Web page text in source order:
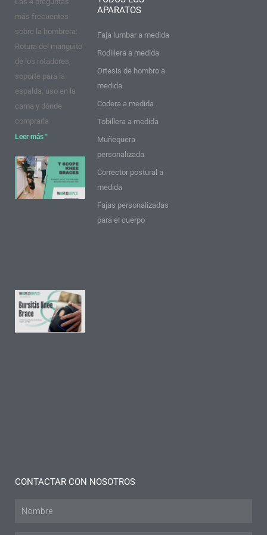
o
k
r
r
a
e
s
más frecuentes
sobre la hombrera:
Rotura del manguito
de los rotadores,
soporte para la
espalda, uso en la
cama y dónde
comprarla
Leer más "
T Scope:
Ideas y
APARATOS
Faja lumbar a medida
Rodillera a medida
Ortesis de hombro a
medida
Codera a medida
Tobillera a medida
Muñequera
personalizada
Corrector postural a
medida
Fajas personalizadas
para el cuerpo
CONTACTAR CON NOSOTROS
Nombre